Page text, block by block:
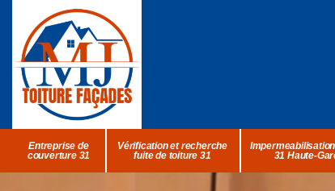
Entreprise de
couverture 31
Vérification et recherche
fuite de toiture 31
31 Haute-